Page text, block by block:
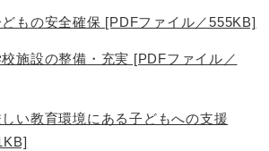
どもの安全確保 [PDFファイル／555KB]
施設の整備・充実 [PDFファイル／
い教育環境にある子どもへの支援